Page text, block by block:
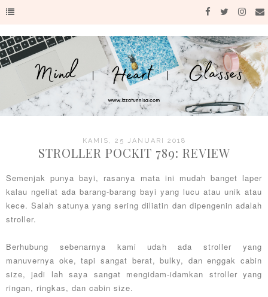
KAMIS, 25 JANUARI 2018
STROLLER POCKIT 789: REVIEW
Semenjak punya bayi, rasanya mata ini mudah banget laper
kalau ngeliat ada barang-barang bayi yang lucu atau unik atau
kece. Salah satunya yang sering diliatin dan dipengenin adalah
stroller.
Berhubung sebenarnya kami udah ada stroller yang
manuvernya oke, tapi sangat berat, bulky, dan enggak cabin
size, jadi lah saya sangat mengidam-idamkan stroller yang
ringan, ringkas, dan cabin size.